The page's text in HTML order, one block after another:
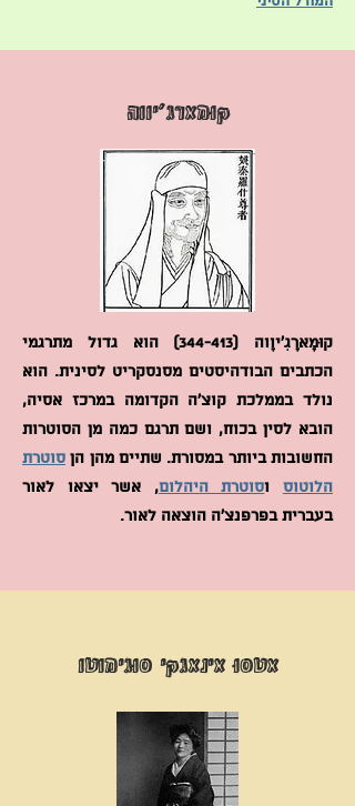
קוּמָארָגִ'יוָוה
קוּמָארָגִ'יוָוה (344-413) הוא גדול מתרגמי
הכתבים הבודהיסטים מסנסקריט לסינית. הוא
נולד בממלכת קוצ'ה הקדומה במרכז אסיה,
הובא לסין בכוח, ושם תרגם כמה מן הסוטרות
החשובות ביותר במסורת. שתיים מהן הן סוטרת
הלוטוסוסוטרת היהלום, אשר יצאו לאור
בעברית בפרפנצ'ה הוצאה לאור.
אֵטְסוּ אִינָאגָקִי סוּגִימוֹטוֹ